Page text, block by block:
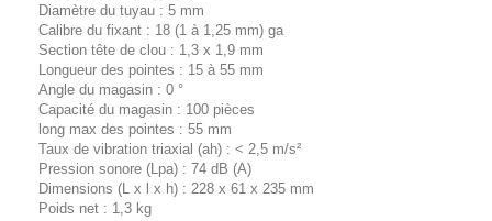
Diamètre du tuyau : 5 mm
Calibre du fixant : 18 (1 à 1,25 mm) ga
Section tête de clou : 1,3 x 1,9 mm
Longueur des pointes : 15 à 55 mm
Angle du magasin : 0 °
Capacité du magasin : 100 pièces
long max des pointes : 55 mm
Taux de vibration triaxial (ah) : < 2,5 m/s²
Pression sonore (Lpa) : 74 dB (A)
Dimensions (L x l x h) : 228 x 61 x 235 mm
Poids net : 1,3 kg